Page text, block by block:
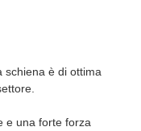
schiena è di ottima
e una forte forza